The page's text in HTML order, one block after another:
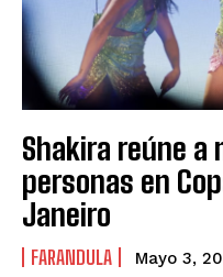
Shakira reúne a
personas en
Janeiro
FARANDULA Mayo 3,